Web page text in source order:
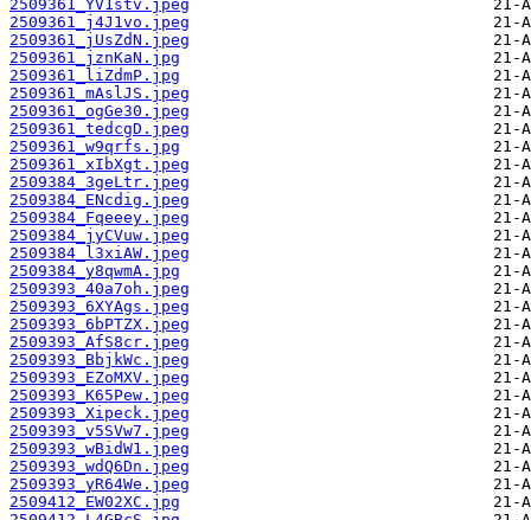
2509361_YV1stv.jpeg
2509361_j4J1vo.jpeg
2509361_jUsZdN.jpeg
2509361_jznKaN.jpg
2509361_liZdmP.jpg
2509361_mAslJS.jpeg
2509361_ogGe30.jpeg
2509361_tedcgD.jpeg
2509361_w9qrfs.jpg
2509361_xIbXgt.jpeg
2509384_3geLtr.jpeg
2509384_ENcdig.jpeg
2509384_Fqeeey.jpeg
2509384_jyCVuw.jpeg
2509384_l3xiAW.jpeg
2509384_y8qwmA.jpg
2509393_40a7oh.jpeg
2509393_6XYAgs.jpeg
2509393_6bPTZX.jpeg
2509393_AfS8cr.jpeg
2509393_BbjkWc.jpeg
2509393_EZoMXV.jpeg
2509393_K65Pew.jpeg
2509393_Xipeck.jpeg
2509393_v5SVw7.jpeg
2509393_wBidW1.jpeg
2509393_wdQ6Dn.jpeg
2509393_yR64We.jpeg
2509412_EW02XC.jpg